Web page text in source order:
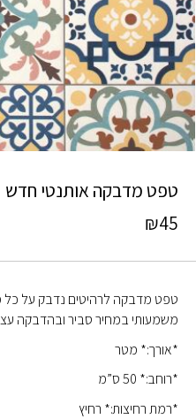
טפט מדבקה אותנטי חדש
₪45
טפט מדבקה לרהיטים נדבק על כל
משמעותי במחיר סביר ובהדבקה
*אורך:* מטר
*רוחב:* 50 ס”מ
*רמת רחיצות:* רחיץ